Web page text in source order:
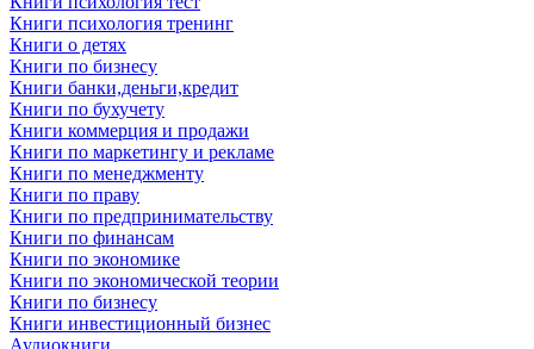
Книги психология тренинг
Книги о детях
Книги по бизнесу
Книги банки,деньги,кредит
Книги по бухучету
Книги коммерция и продажи
Книги по маркетингу и рекламе
Книги по менеджменту
Книги по праву
Книги по предпринимательству
Книги по финансам
Книги по экономике
Книги по экономической теории
Книги по бизнесу
Книги инвестиционный бизнес
Аудиокниги